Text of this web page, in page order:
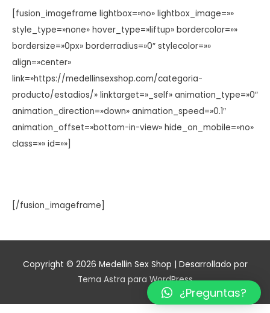
[fusion_imageframe lightbox=»no» lightbox_image=»»
style_type=»none» hover_type=»liftup» bordercolor=»»
bordersize=»0px» borderradius=»0″ stylecolor=»»
align=»center»
link=»https://medellinsexshop.com/categoria-
producto/estadios/» linktarget=»_self» animation_type=»0″
animation_direction=»down» animation_speed=»0.1″
animation_offset=»bottom-in-view» hide_on_mobile=»no»
class=»» id=»»]
[/fusion_imageframe]
Copyright © 2026 Medellin Sex Shop | Desarrollado por
Tema Astra para WordPress
¿Preguntas?